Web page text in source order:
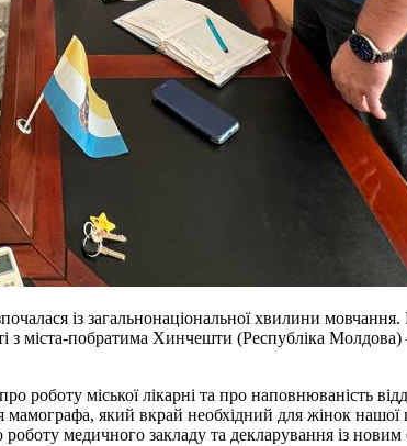
із загальнонаціональної хвилини
з міста-побратима Хинчешти (Республіка
міської лікарні та про наповнюваність
який вкрай необхідний для жінок
медичного закладу та декларування із новим